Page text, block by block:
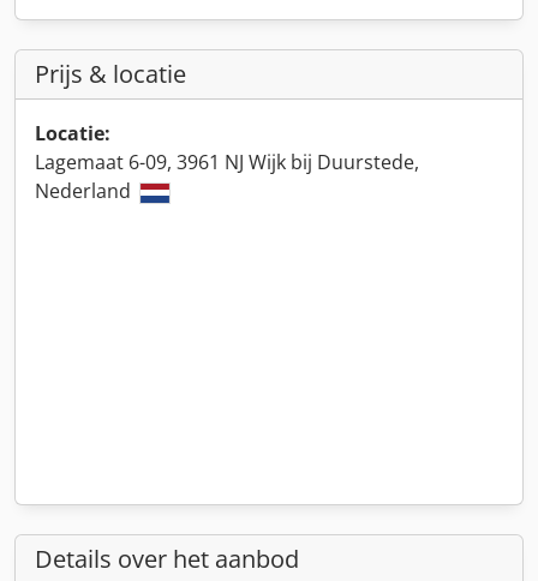
Prijs & locatie
Locatie:
Lagemaat 6-09, 3961 NJ Wijk bij Duurstede,
Nederland
Details over het aanbod